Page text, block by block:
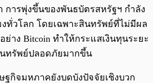
การพุ่งขึ้นของพันธบัตรสหรัฐฯ กำลัง
ทั่วโลก โดยเฉพาะสินทรัพย์ที่ไม่มีผล
ย่าง Bitcoin ทำให้กระแสเงินทุนระยะ
ทรัพย์ปลอดภัยมากขึ้น
ฐกิจมหภาคยังบดบังปัจจัยเชิงบวก